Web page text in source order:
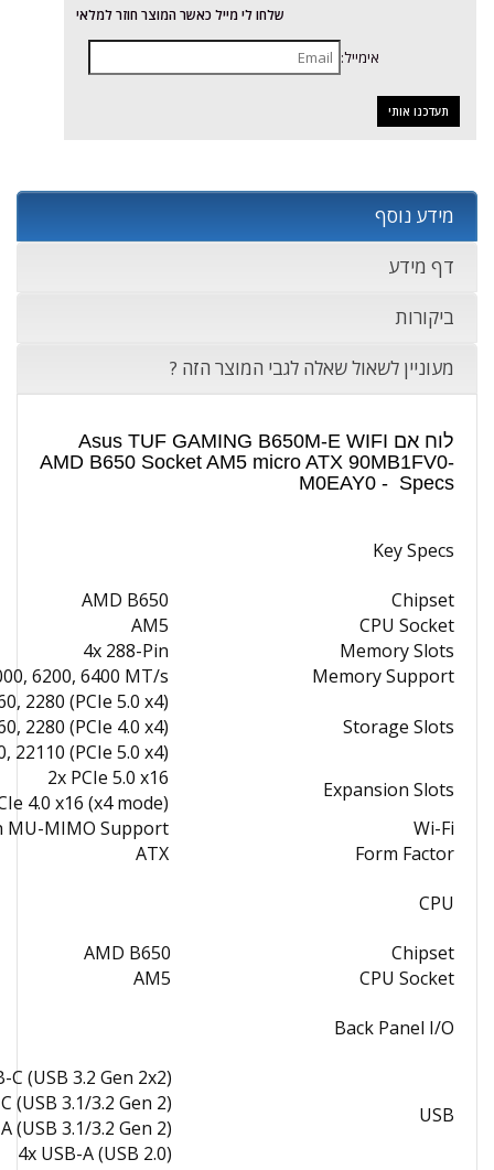
שלחו לי מייל כאשר המוצר חוזר למלאי
אימייל:
מידע נוסף
דף מידע
ביקורות
מעוניין לשאול שאלה לגבי המוצר הזה ?
לוח אם Asus TUF GAMING B650M-E WIFI
AMD B650 Socket AM5 micro ATX 90MB1FV0-
M0EAY0 - Specs
Key Specs
Chipset
AMD B650
CPU Socket
AM5
Memory Slots
4x 288-Pin
Memory Support
6200, 6400 MT/s
Storage Slots
2280 (PCIe 5.0 x4)
2280 (PCIe 4.0 x4)
22110 (PCIe 5.0 x4)
Expansion Slots
2x PCIe 5.0 x16
4.0 x16 (x4 mode)
Wi-Fi
MU-MIMO Support
Form Factor
ATX
CPU
Chipset
AMD B650
CPU Socket
AM5
Back Panel I/O
USB
C (USB 3.2 Gen 2x2)
(USB 3.1/3.2 Gen 2)
(USB 3.1/3.2 Gen 2)
4x USB-A (USB 2.0)